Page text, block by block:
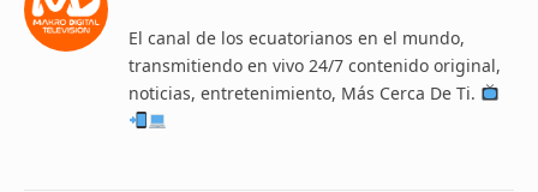
El canal de los ecuatorianos en el mundo,
transmitiendo en vivo 24/7 contenido original,
noticias, entretenimiento, Más Cerca De Ti.